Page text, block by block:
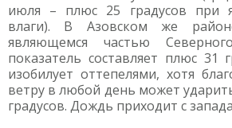
июля – плюс 25 градусов при
влаги). В Азовском же
являющемся частью
показатель составляет плюс 31
изобилует оттепелями, хотя
ветру в любой день может
градусов. Дождь приходит с